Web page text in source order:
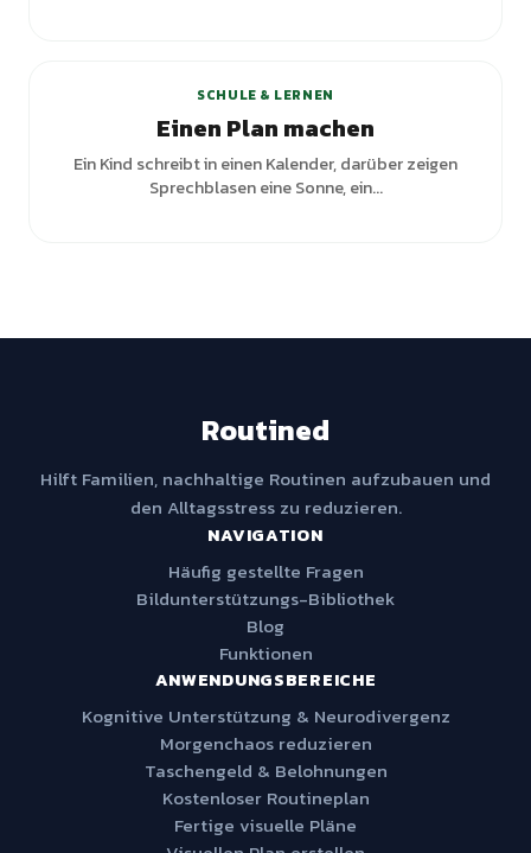
SCHULE & LERNEN
Einen Plan machen
Ein Kind schreibt in einen Kalender, darüber zeigen
Sprechblasen eine Sonne, ein...
Routined
Hilft Familien, nachhaltige Routinen aufzubauen und
den Alltagsstress zu reduzieren.
NAVIGATION
Häufig gestellte Fragen
Bildunterstützungs-Bibliothek
Blog
Funktionen
ANWENDUNGSBEREICHE
Kognitive Unterstützung & Neurodivergenz
Morgenchaos reduzieren
Taschengeld & Belohnungen
Kostenloser Routineplan
Fertige visuelle Pläne